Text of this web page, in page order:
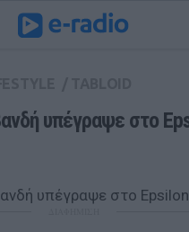
υπέγραψε στο